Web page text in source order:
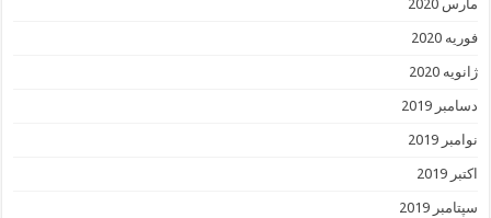
مارس 2020
فوریه 2020
ژانویه 2020
دسامبر 2019
نوامبر 2019
اکتبر 2019
سپتامبر 2019